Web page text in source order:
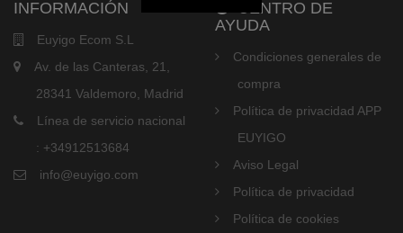
INFORMACIÓN
Euyigo Ecom S.L
Av. de las Canteras, 21,
28341 Valdemoro, Madrid
Línea de servicio nacional
: +34912513684
info@euyigo.com
CENTRO DE
AYUDA
Condiciones generales de
compra
Política de privacidad APP
EUYIGO
Aviso Legal
Política de privacidad
Política de cookies